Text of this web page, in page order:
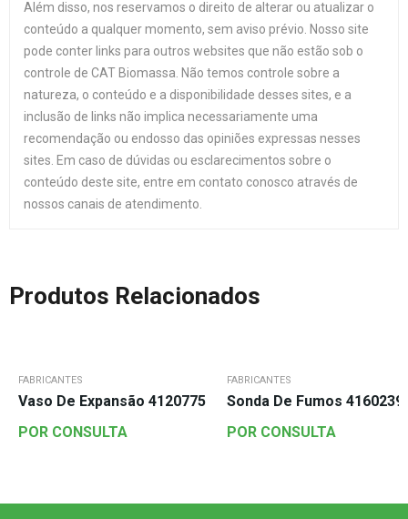
Além disso, nos reservamos o direito de alterar ou atualizar o
conteúdo a qualquer momento, sem aviso prévio. Nosso site
pode conter links para outros websites que não estão sob o
controle de CAT Biomassa. Não temos controle sobre a
natureza, o conteúdo e a disponibilidade desses sites, e a
inclusão de links não implica necessariamente uma
recomendação ou endosso das opiniões expressas nesses
sites. Em caso de dúvidas ou esclarecimentos sobre o
conteúdo deste site, entre em contato conosco através de
nossos canais de atendimento.
Produtos Relacionados
FABRICANTES
Vaso De Expansão 4120775
POR CONSULTA
FABRICANTES
Sonda De Fumos 4160239
POR CONSULTA